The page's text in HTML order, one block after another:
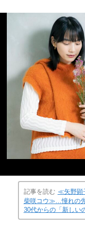
記事を読む ≪矢野
柴咲コウ≫…憧れの
30代からの「新しい